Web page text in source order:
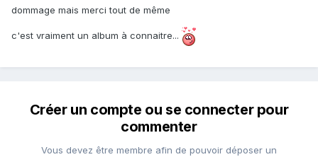
dommage mais merci tout de même
c'est vraiment un album à connaitre...
Créer un compte ou se connecter pour
commenter
Vous devez être membre afin de pouvoir déposer un